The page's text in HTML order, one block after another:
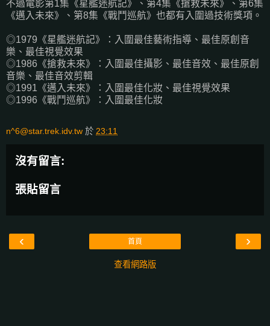
不過電影第1集《星艦迷航記》、第4集《搶救未來》、第6集
《邁入未來》、第8集《戰鬥巡航》也都有入圍過技術獎項。
◎1979《星艦迷航記》：入圍最佳藝術指導、最佳原創音
樂、最佳視覺效果
◎1986《搶救未來》：入圍最佳攝影、最佳音效、最佳原創
音樂、最佳音效剪輯
◎1991《邁入未來》：入圍最佳化妝、最佳視覺效果
◎1996《戰鬥巡航》：入圍最佳化妝
n^6@star.trek.idv.tw 於 23:11
沒有留言:
張貼留言
‹ ›
首頁
查看網路版